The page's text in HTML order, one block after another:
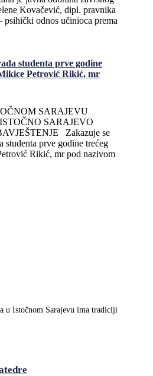
Kovačević, dipl. pravnika
odnos učinioca prema
studenta prve godine
Petrović Rikić, mr
SARAJEVU
ISTOČNO SARAJEVO
Zakazuje se
studenta prve godine trećeg
Rikić, mr pod nazivom
u Istočnom Sarajevu ima tradiciji